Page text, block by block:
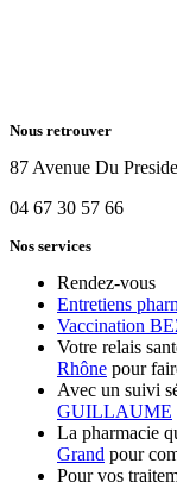
Nous retrouver
87 Avenue Du
04 67 30 57 66
Nos services
Rendez-vous
Entretiens
Vaccination
Votre relais
Rhône pour
Avec un suivi
GUILLAUME
La pharmacie
Grand pour
Pour vos